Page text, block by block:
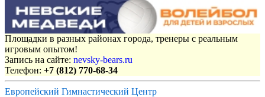
Площадки в разных районах города, тренеры с реальным
игровым опытом!
Запись на сайте: nevsky-bears.ru
Телефон: +7 (812) 770-68-34
Европейский Гимнастический Центр